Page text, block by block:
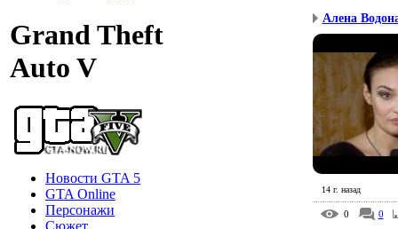
Grand Theft
Auto V
Новости GTA 5
GTA Online
Персонажи
Сюжет
Алена
14 г. назад
0 0